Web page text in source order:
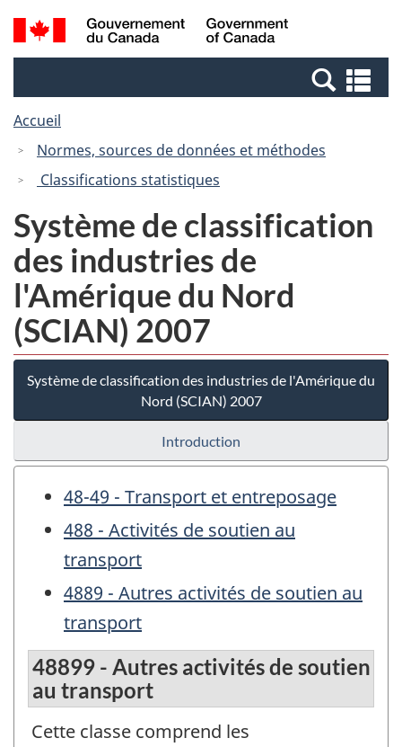
Passer
au
Passer
à
Canada
Recherche
et
et
Accueil
Normes, sources de données et méthodes
Classifications statistiques
Système de classification
des industries de
l'Amérique du Nord
(SCIAN) 2007
Système de classification des industries de l'Amérique du
Nord (SCIAN) 2007
Introduction
48-49 - Transport et entreposage
488 - Activités de soutien au
transport
4889 - Autres activités de soutien au
transport
48899 - Autres activités de soutien
au transport
Cette classe comprend les